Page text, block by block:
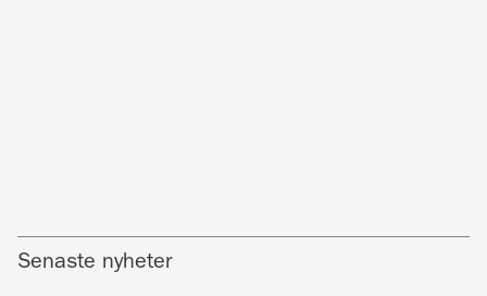
Senaste nyheter